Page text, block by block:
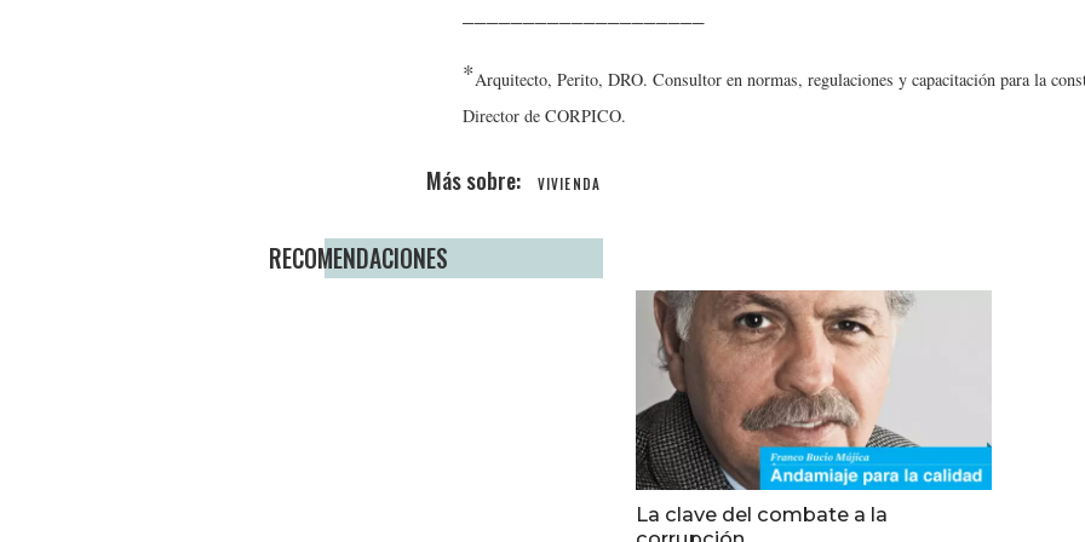
*Arquitecto, Perito, DRO. Consultor en normas, regulaciones y capacitación para la
Director de CORPICO.
VIVIENDA
RECOMENDACIONES
La clave del combate a la